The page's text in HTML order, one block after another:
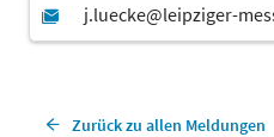
Zurück zu allen Meldungen